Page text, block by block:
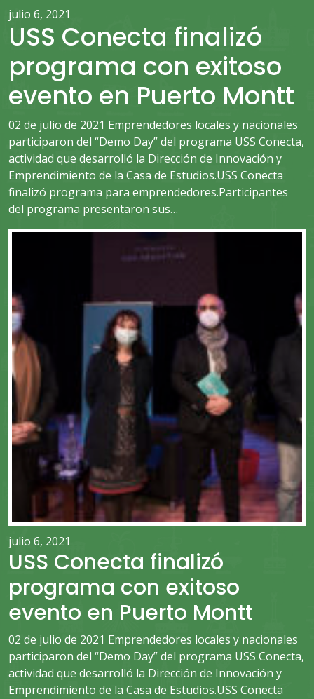
julio 6, 2021
USS Conecta finalizó
programa con exitoso
evento en Puerto Montt
02 de julio de 2021 Emprendedores locales y nacionales
participaron del “Demo Day” del programa USS Conecta,
actividad que desarrolló la Dirección de Innovación y
Emprendimiento de la Casa de Estudios.USS Conecta
finalizó programa para emprendedores.Participantes
del programa presentaron sus…
julio 6, 2021
USS Conecta finalizó
programa con exitoso
evento en Puerto Montt
02 de julio de 2021 Emprendedores locales y nacionales
participaron del “Demo Day” del programa USS Conecta,
actividad que desarrolló la Dirección de Innovación y
Emprendimiento de la Casa de Estudios.USS Conecta